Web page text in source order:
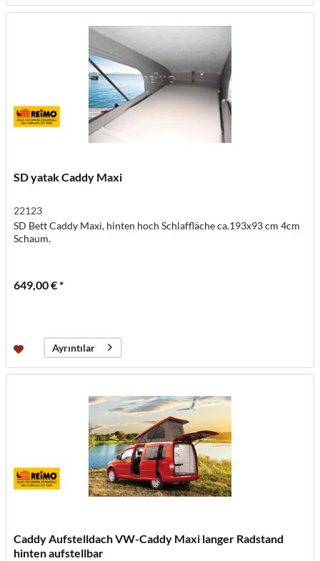
SD yatak Caddy Maxi
22123
SD Bett Caddy Maxi, hinten hoch Schlaffläche ca.193x93 cm 4cm
Schaum.
649,00 € *
Ayrıntılar
Caddy Aufstelldach VW-Caddy Maxi langer Radstand
hinten aufstellbar